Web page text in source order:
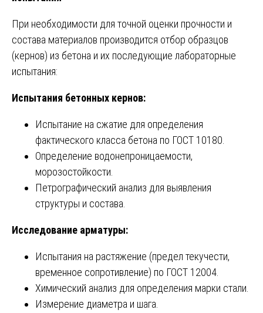
При необходимости для точной оценки прочности и
состава материалов производится отбор образцов
(кернов) из бетона и их последующие лабораторные
испытания:
Испытания бетонных кернов:
Испытание на сжатие для определения
фактического класса бетона по ГОСТ 10180.
Определение водонепроницаемости,
морозостойкости.
Петрографический анализ для выявления
структуры и состава.
Исследование арматуры:
Испытания на растяжение (предел текучести,
временное сопротивление) по ГОСТ 12004.
Химический анализ для определения марки стали.
Измерение диаметра и шага.